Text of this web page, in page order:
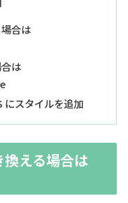
合は
は
にスタイルを追加
える場合は